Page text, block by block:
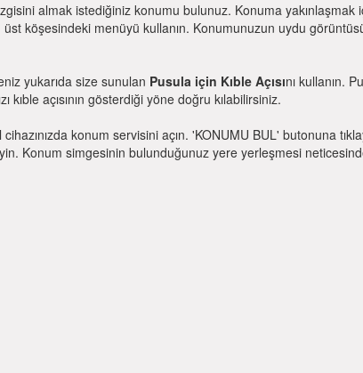
almak istediğiniz konumu bulunuz. Konuma yakınlaşmak
köşesindeki menüyü kullanın. Konumunuzun uydu
yukarıda size sunulan Pusula için Kıble Açısını kullanın.
kıble açısının gösterdiği yöne doğru kılabilirsiniz.
konum servisini açın. 'KONUMU BUL' butonuna
Konum simgesinin bulunduğunuz yere yerleşmesi neticesinde